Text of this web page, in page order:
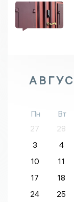
Пн Вт
27
28
3
4
10
11
17
18
24
25